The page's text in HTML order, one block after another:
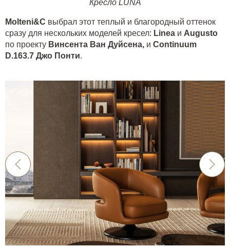
Кресло LUNA
Molteni&C выбрал этот теплый и благородный оттенок
сразу для нескольких моделей кресел: Linea и Augusto
по проекту Винсента Ван Дуйсена, и Continuum
D.163.7 Джо Понти.